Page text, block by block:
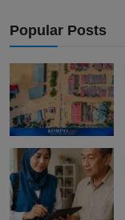
Popular Posts